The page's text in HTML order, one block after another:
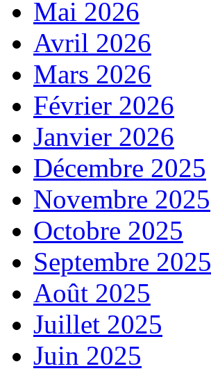
Mai 2026
Avril 2026
Mars 2026
Février 2026
Janvier 2026
Décembre 2025
Novembre 2025
Octobre 2025
Septembre 2025
Août 2025
Juillet 2025
Juin 2025